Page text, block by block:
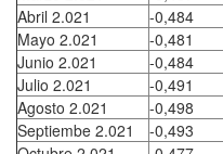
Abril 2.021
-0,484
Mayo 2.021
-0,481
Junio 2.021
-0,484
Julio 2.021
-0,491
Agosto 2.021
-0,498
Septiembe 2.021
-0,493